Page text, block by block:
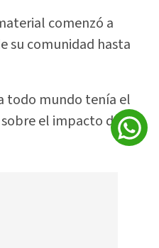
comenzó a
su comunidad hasta
todo mundo tenía el
el impacto de la